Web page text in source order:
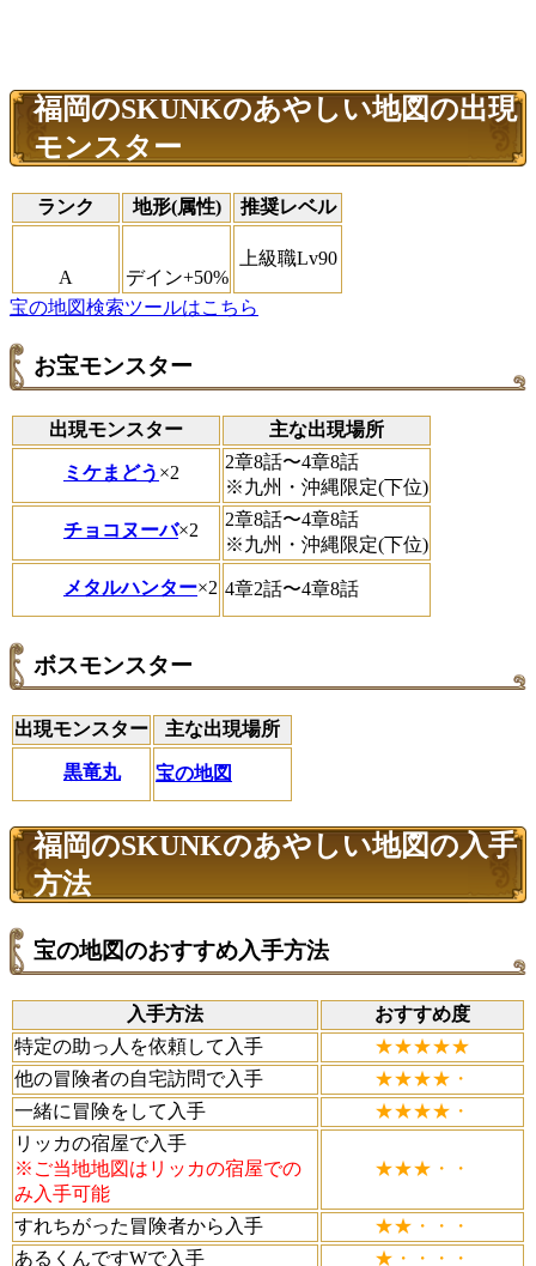
福岡のSKUNKのあやしい地図の出現
モンスター
ランク 地形(属性) 推奨レベル
A デイン+50%
上級職Lv90
宝の地図検索ツールはこちら
お宝モンスター
出現モンスター 主な出現場所
ミケまどう ×2
2章8話〜4章8話
※九州・沖縄限定(下位)
チョコヌーバ×2
2章8話〜4章8話
※九州・沖縄限定(下位)
メタルハンター×2 4章2話〜4章8話
ボスモンスター
出現モンスター 主な出現場所
黒竜丸 宝の地図
福岡のSKUNKのあやしい地図の入手
方法
宝の地図のおすすめ入手方法
入手方法
おすすめ度
特定の助っ人を依頼して入手
★★★★★
他の冒険者の自宅訪問で入手
★★★★・
一緒に冒険をして入手
★★★★・
リッカの宿屋で入手
※ご当地地図はリッカの宿屋での
み入手可能
★★★・・
すれちがった冒険者から入手
★★・・・
あるくんですWで入手
★・・・・